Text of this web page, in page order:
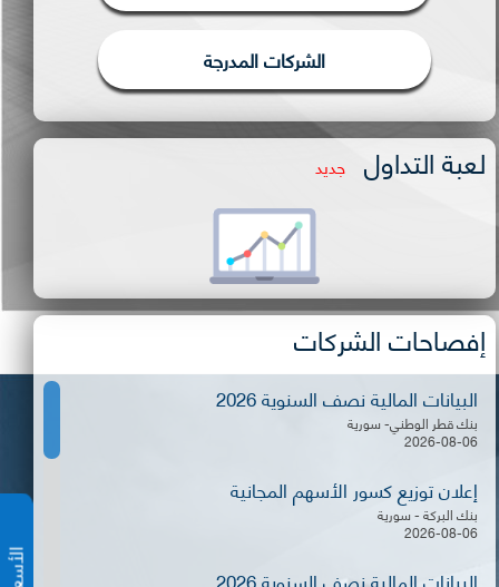
الشركات المدرجة
لعبة التداول جديد
إفصاحات الشركات
البيانات المالية نصف السنوية 2026
بنك قطر الوطني- سورية
2026-08-06
إعلان توزيع كسور الأسهم المجانية
بنك البركة - سورية
2026-08-06